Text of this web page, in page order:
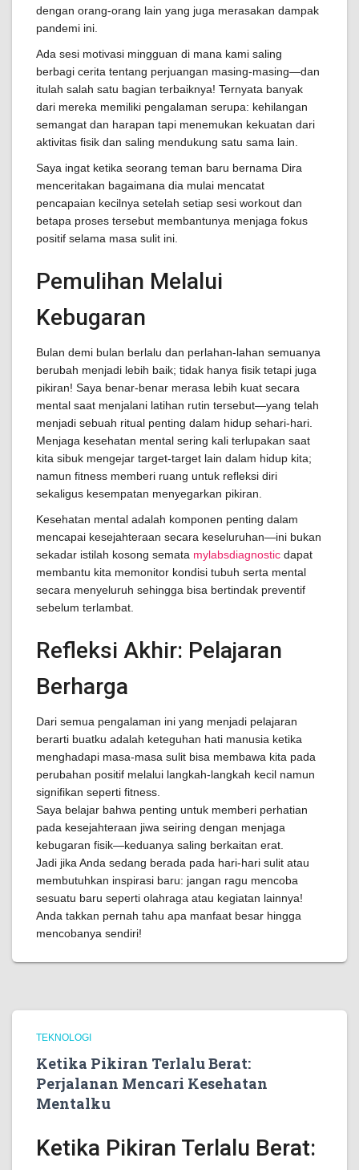
dengan orang-orang lain yang juga merasakan dampak
pandemi ini.
Ada sesi motivasi mingguan di mana kami saling
berbagi cerita tentang perjuangan masing-masing—dan
itulah salah satu bagian terbaiknya! Ternyata banyak
dari mereka memiliki pengalaman serupa: kehilangan
semangat dan harapan tapi menemukan kekuatan dari
aktivitas fisik dan saling mendukung satu sama lain.
Saya ingat ketika seorang teman baru bernama Dira
menceritakan bagaimana dia mulai mencatat
pencapaian kecilnya setelah setiap sesi workout dan
betapa proses tersebut membantunya menjaga fokus
positif selama masa sulit ini.
Pemulihan Melalui
Kebugaran
Bulan demi bulan berlalu dan perlahan-lahan semuanya
berubah menjadi lebih baik; tidak hanya fisik tetapi juga
pikiran! Saya benar-benar merasa lebih kuat secara
mental saat menjalani latihan rutin tersebut—yang telah
menjadi sebuah ritual penting dalam hidup sehari-hari.
Menjaga kesehatan mental sering kali terlupakan saat
kita sibuk mengejar target-target lain dalam hidup kita;
namun fitness memberi ruang untuk refleksi diri
sekaligus kesempatan menyegarkan pikiran.
Kesehatan mental adalah komponen penting dalam
mencapai kesejahteraan secara keseluruhan—ini bukan
sekadar istilah kosong semata mylabsdiagnostic dapat
membantu kita memonitor kondisi tubuh serta mental
secara menyeluruh sehingga bisa bertindak preventif
sebelum terlambat.
Refleksi Akhir: Pelajaran
Berharga
Dari semua pengalaman ini yang menjadi pelajaran
berarti buatku adalah keteguhan hati manusia ketika
menghadapi masa-masa sulit bisa membawa kita pada
perubahan positif melalui langkah-langkah kecil namun
signifikan seperti fitness.
Saya belajar bahwa penting untuk memberi perhatian
pada kesejahteraan jiwa seiring dengan menjaga
kebugaran fisik—keduanya saling berkaitan erat.
Jadi jika Anda sedang berada pada hari-hari sulit atau
membutuhkan inspirasi baru: jangan ragu mencoba
sesuatu baru seperti olahraga atau kegiatan lainnya!
Anda takkan pernah tahu apa manfaat besar hingga
mencobanya sendiri!
TEKNOLOGI
Ketika Pikiran Terlalu Berat:
Perjalanan Mencari Kesehatan
Mentalku
Ketika Pikiran Terlalu Berat: